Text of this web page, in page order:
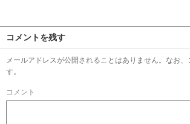
コメントを残す
メールアドレスが公開されることはありません。なお
す。
コメント